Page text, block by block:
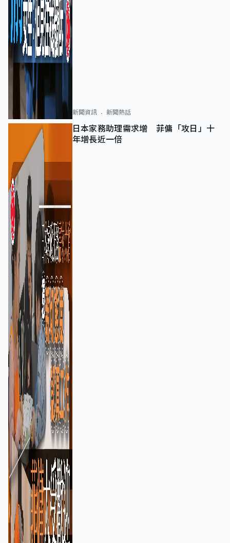
新聞資訊 新聞熱話
日本家務助理需求增 菲傭「攻日」十
年增長近一倍